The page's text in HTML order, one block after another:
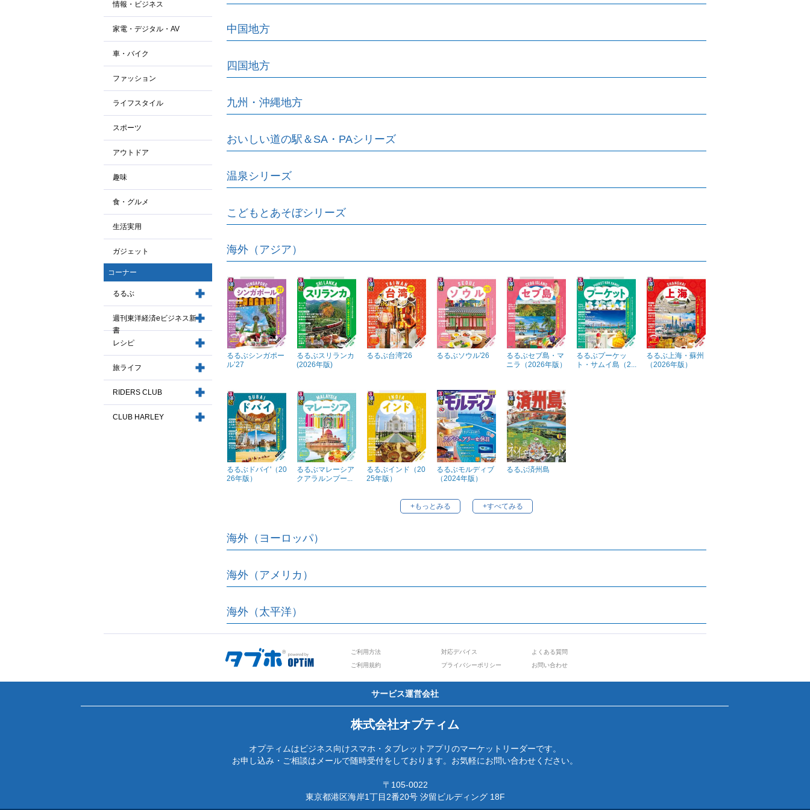
情報・ビジネス
家電・デジタル・AV
車・バイク
ファッション
ライフスタイル
スポーツ
アウトドア
趣味
食・グルメ
生活実用
ガジェット
コーナー
るるぶ
週刊東洋経済eビジネス新
書
レシピ
旅ライフ
RIDERS CLUB
CLUB HARLEY
中国地方
四国地方
九州・沖縄地方
おいしい道の駅＆SA・PAシリーズ
温泉シリーズ
こどもとあそぼシリーズ
海外（アジア）
るるぶシンガポー
ル’27
るるぶスリランカ
(2026年版)
るるぶ台湾'26 るるぶソウル'26
るるぶセブ島・マ
ニラ（2026年版）
るるぶプーケッ
ト・サムイ島（2...
るるぶ上海・蘇州
（2026年版）
るるぶドバイ'（20
26年版）
るるぶマレーシア
クアラルンプー...
るるぶインド（20
25年版）
るるぶモルディブ
（2024年版）
るるぶ済州島
+もっとみる +すべてみる
海外（ヨーロッパ）
海外（アメリカ）
海外（太平洋）
ご利用方法 対応デバイス
よくある質問
ご利用規約
プライバシーポリシー お問い合わせ
サービス運営会社
株式会社オプティム
オプティムはビジネス向けスマホ・タブレットアプリのマーケットリーダーです。
お申し込み・ご相談はメールで随時受付をしております。お気軽にお問い合わせください。
〒105-0022
東京都港区海岸1丁目2番20号 汐留ビルディング 18F